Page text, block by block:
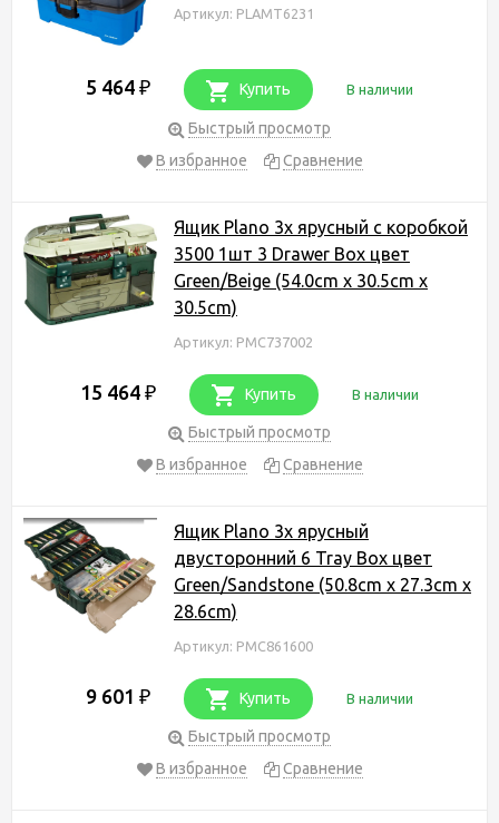
Артикул: PLAMT6231
5 464 ₽ Купить В наличии
Быстрый просмотр
В избранное
Сравнение
Ящик Plano 3х ярусный с коробкой
3500 1шт 3 Drawer Box цвет
Green/Beige (54.0cm x 30.5cm x
30.5cm)
Артикул: PMC737002
15 464 ₽ Купить В наличии
Быстрый просмотр
В избранное
Сравнение
Ящик Plano 3х ярусный
двусторонний 6 Tray Box цвет
Green/Sandstone (50.8cm x 27.3cm x
28.6cm)
Артикул: PMC861600
9 601 ₽ Купить В наличии
Быстрый просмотр
В избранное
Сравнение